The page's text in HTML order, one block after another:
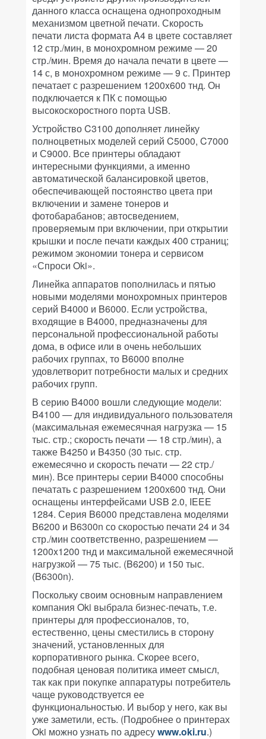
данного класса оснащена однопроходным
механизмом цветной печати. Скорость
печати листа формата A4 в цвете составляет
12 стр./мин, в монохромном режиме — 20
стр./мин. Время до начала печати в цвете —
14 с, в монохромном режиме — 9 с. Принтер
печатает с разрешением 1200x600 тнд. Он
подключается к ПК с помощью
высокоскоростного порта USB.
Устройство C3100 дополняет линейку
полноцветных моделей серий C5000, C7000
и С9000. Все принтеры обладают
интересными функциями, а именно
автоматической балансировкой цветов,
обеспечивающей постоянство цвета при
включении и замене тонеров и
фотобарабанов; автосведением,
проверяемым при включении, при открытии
крышки и после печати каждых 400 страниц;
режимом экономии тонера и сервисом
«Спроси Oki».
Линейка аппаратов пополнилась и пятью
новыми моделями монохромных принтеров
серий B4000 и B6000. Если устройства,
входящие в B4000, предназначены для
персональной профессиональной работы
дома, в офисе или в очень небольших
рабочих группах, то B6000 вполне
удовлетворит потребности малых и средних
рабочих групп.
В серию B4000 вошли следующие модели:
B4100 — для индивидуального пользователя
(максимальная ежемесячная нагрузка — 15
тыс. стр.; скорость печати — 18 стр./мин), а
также B4250 и B4350 (30 тыс. стр.
ежемесячно и скорость печати — 22 стр./
мин). Все принтеры серии B4000 способны
печатать с разрешением 1200х600 тнд. Они
оснащены интерфейсами USB 2.0, IEEE
1284. Серия B6000 представлена моделями
B6200 и B6300n со скоростью печати 24 и 34
стр./мин соответственно, разрешением —
1200x1200 тнд и максимальной ежемесячной
нагрузкой — 75 тыс. (B6200) и 150 тыс.
(B6300n).
Поскольку своим основным направлением
компания Oki выбрала бизнес-печать, т.е.
принтеры для профессионалов, то,
естественно, цены сместились в сторону
значений, установленных для
корпоративного рынка. Скорее всего,
подобная ценовая политика имеет смысл,
так как при покупке аппаратуры потребитель
чаще руководствуется ее
функциональностью. И выбор у него, как вы
уже заметили, есть. (Подробнее о принтерах
Oki можно узнать по адресуwww.oki.ru.)